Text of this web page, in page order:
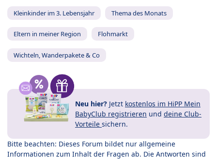
Kleinkinder im 3. Lebensjahr Thema des Monats
Eltern in meiner Region Flohmarkt
Wichteln, Wanderpakete & Co
Neu hier? Jetzt kostenlos im HiPP Mein
BabyClub registrieren und deine Club-
Vorteile sichern.
Bitte beachten: Dieses Forum bildet nur allgemeine
Informationen zum Inhalt der Fragen ab. Die Antworten sind